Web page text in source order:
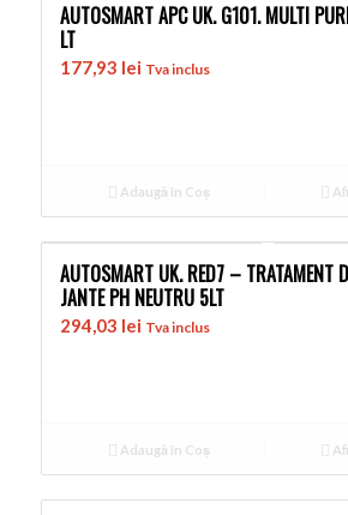
AUTOSMART APC UK. G101. MULTI
LT
177,93 lei Tva inclus
Adaugă în Coș
AUTOSMART UK. RED7 – TRATAMENT
JANTE PH NEUTRU 5LT
294,03 lei Tva inclus
Adaugă în Coș